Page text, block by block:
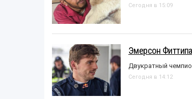
Сегодня в 15:09
Эмерсон
Двукратный
Сегодня в 14:12